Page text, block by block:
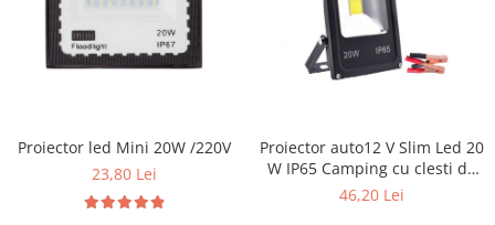
Proiector led Mini 20W /220V
23,80 Lei
Proiector auto12 V Slim Led 20
W IP65 Camping cu clesti de
conectare
46,20 Lei